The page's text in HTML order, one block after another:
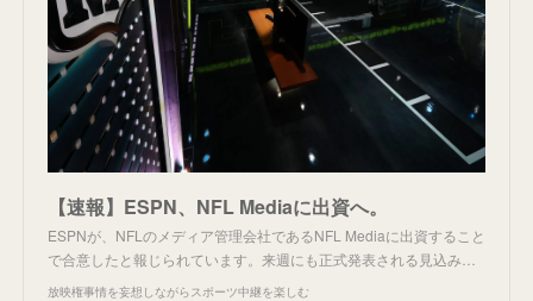
【速報】ESPN、NFL Mediaに出資へ。
ESPNが、NFLのメディア管理会社であるNFL Mediaに出資すること
で合意したと報じられています。来週にも正式発表される見込み…
放映権事情を妄想しながらスポーツ中継を楽しむ